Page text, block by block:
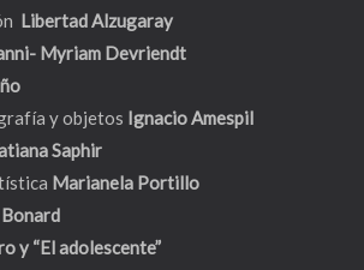
Libertad Alzugaray
Myriam Devriendt
y objetos Ignacio Amespil
Saphir
Marianela Portillo
y “El adolescente”